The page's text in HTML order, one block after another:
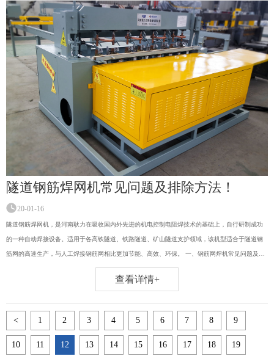
隧道钢筋焊网机常见问题及排除方法！
20-01-16
隧道钢筋焊网机，是河南耿力在吸收国内外先进的机电控制电阻焊技术的基础上，自行研制成功
的一种自动焊接设备。适用于各高铁隧道、铁路隧道、矿山隧道支护领域，该机型适合于隧道钢
筋网的高速生产，与人工焊接钢筋网相比更加节能、高效、环保。 一、钢筋网焊机常见问题及排
查看详情+
< 1 2 3 4 5 6 7 8 9
10 11 12 13 14 15 16 17 18 19